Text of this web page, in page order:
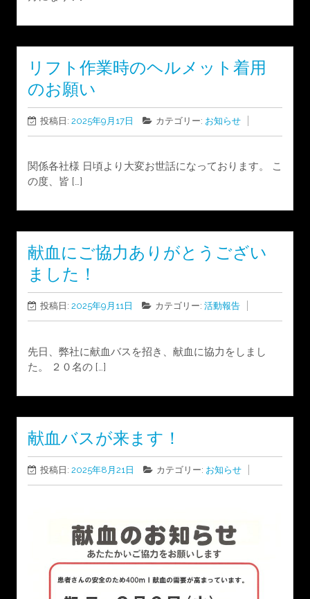
リフト作業時のヘルメット着用
のお願い
投稿日: 2025年9月17日 カテゴリー: お知らせ
関係各社様 日頃より大変お世話になっております。 こ
の度、皆 […]
献血にご協力ありがとうござい
ました！
投稿日: 2025年9月11日 カテゴリー: 活動報告
先日、弊社に献血バスを招き、献血に協力をしまし
た。 ２０名の […]
献血バスが来ます！
投稿日: 2025年8月21日 カテゴリー: お知らせ